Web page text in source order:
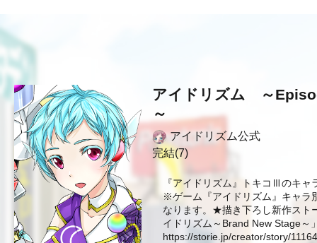
アイドリズム ～
～
アイドリズム公式
完結(7)
『アイドリズム』トキコⅢのキャ
※ゲーム『アイドリズム』キャラ
なります。★描き下ろし新作スト
イドリズム～Brand New Stage～
https://storie.jp/creator/story/